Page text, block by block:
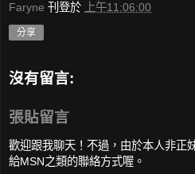
Faryne 刊登於 上午11:06:00
分享
沒有留言:
張貼留言
歡迎跟我聊天！不過，由於本人非正
給MSN之類的聯絡方式喔。